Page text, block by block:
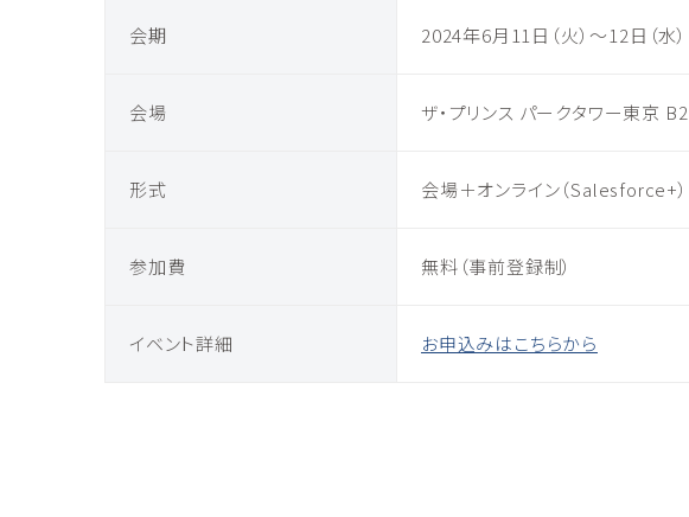
会期 2024年6月11日（火）〜12日（水）
会場 ザ・プリンス パークタワー東京 B2
形式 会場＋オンライン（Salesforce+）
参加費 無料（事前登録制）
イベント詳細 お申込みはこちらから